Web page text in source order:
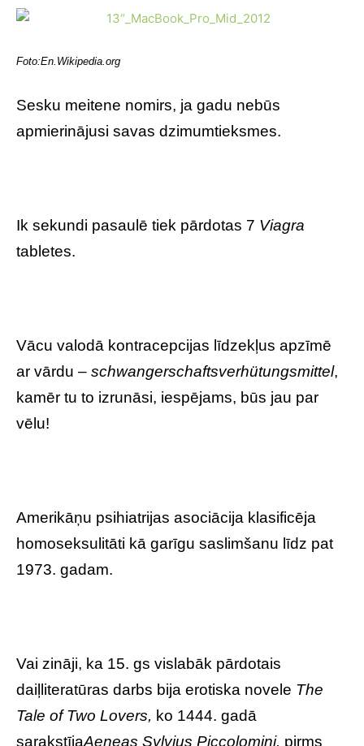
Foto:En.Wikipedia.org
Sesku meitene nomirs, ja gadu nebūs
apmierinājusi savas dzimumtieksmes.
Ik sekundi pasaulē tiek pārdotas 7 Viagra
tabletes.
Vācu valodā kontracepcijas līdzekļus apzīmē
ar vārdu – schwangerschaftsverhütungsmittel,
kamēr tu to izrunāsi, iespējams, būs jau par
vēlu!
Amerikāņu psihiatrijas asociācija klasificēja
homoseksulitāti kā garīgu saslimšanu līdz pat
1973. gadam.
Vai zināji, ka 15. gs vislabāk pārdotais
daiļliteratūras darbs bija erotiska novele The
Tale of Two Lovers, ko 1444. gadā
sarakstījaAeneas Sylvius Piccolomini. pirms